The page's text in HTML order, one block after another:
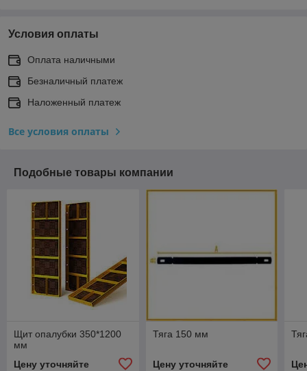
Условия оплаты
Оплата наличными
Безналичный платеж
Наложенный платеж
Все условия оплаты
Подобные товары компании
Щит опалубки 350*1200
мм
Цену уточняйте
Тяга 150 мм
Цену уточняйте